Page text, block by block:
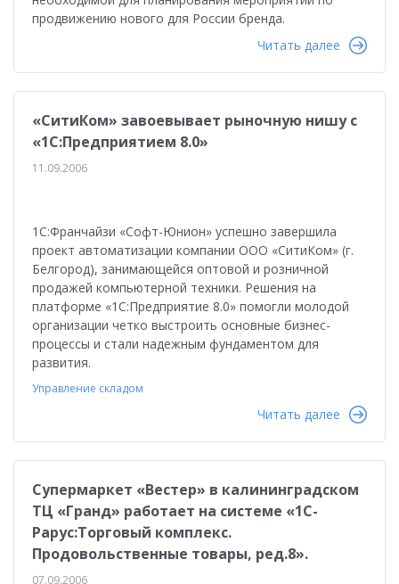
продвижению нового для России бренда.
Читать далее
«СитиКом» завоевывает рыночную нишу с
«1С:Предприятием 8.0»
11.09.2006
1С:Франчайзи «Софт-Юнион» успешно завершила
проект автоматизации компании ООО «СитиКом» (г.
Белгород), занимающейся оптовой и розничной
продажей компьютерной техники. Решения на
платформе «1С:Предприятие 8.0» помогли молодой
организации четко выстроить основные бизнес-
процессы и стали надежным фундаментом для
развития.
Управление складом
Читать далее
Супермаркет «Вестер» в калининградском
ТЦ «Гранд» работает на системе «1С-
Рарус:Торговый комплекс.
Продовольственные товары, ред.8».
07.09.2006